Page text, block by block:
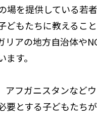
場を提供している若
どもたちに教えるこ
リアの地方自治体や
す。
アフガニスタンなど
とする子どもたちが